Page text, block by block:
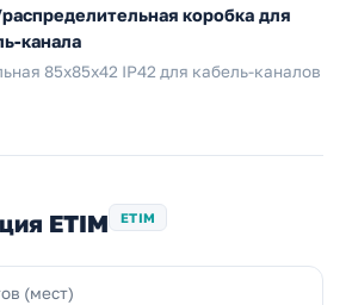
коробка для
канала
85х85х42 IP42 для кабель-каналов
ETIM ETIM
(мест)